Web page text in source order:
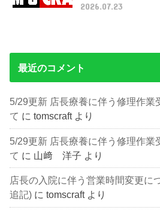
2026.07.23
最近のコメント
5/29更新 店長療養に伴う修理作業
て にtomscraftより
5/29更新 店長療養に伴う修理作業
て に 山﨑 洋子 より
店長の入院に伴う営業時間変更に
追記) にtomscraftより